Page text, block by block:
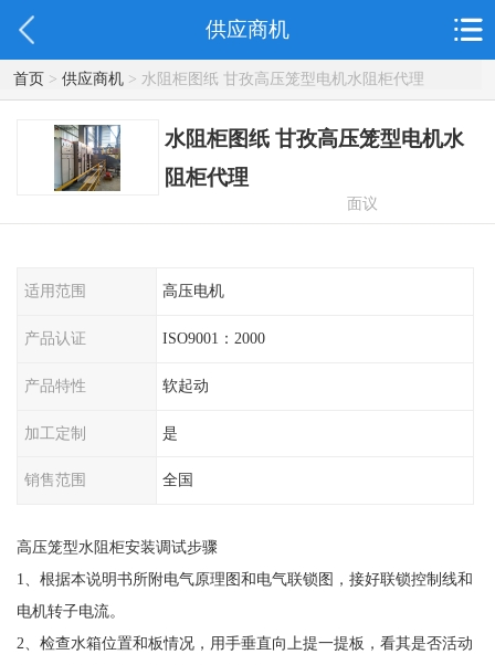
供应商机
首页> 供应商机> 水阻柜图纸 甘孜高压笼型电机水阻柜代理
水阻柜图纸 甘孜高压笼型电机水
阻柜代理
面议
适用范围 高压电机
产品认证 ISO9001：2000
产品特性 软起动
加工定制 是
销售范围 全国
高压笼型水阻柜安装调试步骤
1、根据本说明书所附电气原理图和电气联锁图，接好联锁控制线和
电机转子电流。
2、检查水箱位置和板情况，用手垂直向上提一提板，看其是否活动